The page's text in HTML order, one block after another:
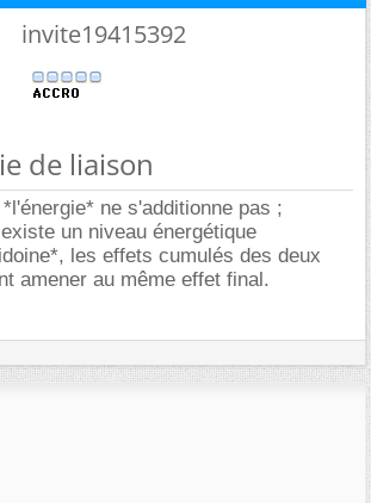
invite19415392
de liaison
ne s'additionne pas ;
un niveau énergétique
les effets cumulés des deux
amener au même effet final.